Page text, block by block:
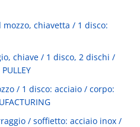
chiavetta / 1 disco:
chiave / 1 disco, 2 dischi /
/ 1 disco: acciaio / corpo:
/ soffietto: acciaio inox /